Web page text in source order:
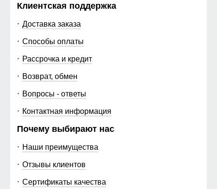
Клиентская поддержка
Доставка заказа
Способы оплаты
Рассрочка и кредит
Возврат, обмен
Вопросы - ответы
Контактная информация
Почему выбирают нас
Наши преимущества
Отзывы клиентов
Сертификаты качества